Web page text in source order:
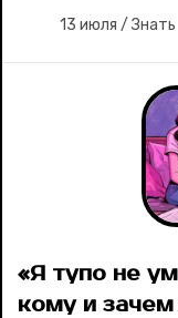
13 июля / Знать
«Я тупо не
кому и